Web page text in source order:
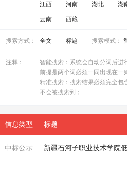
江西 河南 湖北 湖
云南 西藏
搜索方式： 全文 标题 搜索模式：
注释：
智能搜索：系统会自动分词后进
前提是两个词必须一同出现在一
精准搜索：搜索结果必须完全包
不会被搜索到；
信息类型 标题
中标公示 新疆石河子职业技术学院